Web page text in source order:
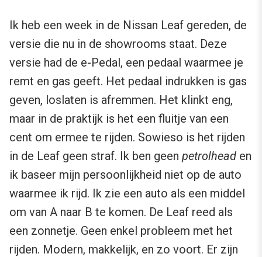
Ik heb een week in de Nissan Leaf gereden, de
versie die nu in de showrooms staat. Deze
versie had de e-Pedal, een pedaal waarmee je
remt en gas geeft. Het pedaal indrukken is gas
geven, loslaten is afremmen. Het klinkt eng,
maar in de praktijk is het een fluitje van een
cent om ermee te rijden. Sowieso is het rijden
in de Leaf geen straf. Ik ben geen petrolhead en
ik baseer mijn persoonlijkheid niet op de auto
waarmee ik rijd. Ik zie een auto als een middel
om van A naar B te komen. De Leaf reed als
een zonnetje. Geen enkel probleem met het
rijden. Modern, makkelijk, en zo voort. Er zijn